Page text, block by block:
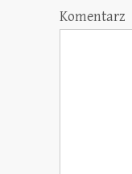
Komentarz